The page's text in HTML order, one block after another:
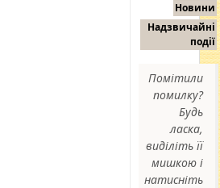
Новини
Надзвичайні
події
Помітили
помилку?
Будь
ласка,
виділіть її
мишкою і
натисніть